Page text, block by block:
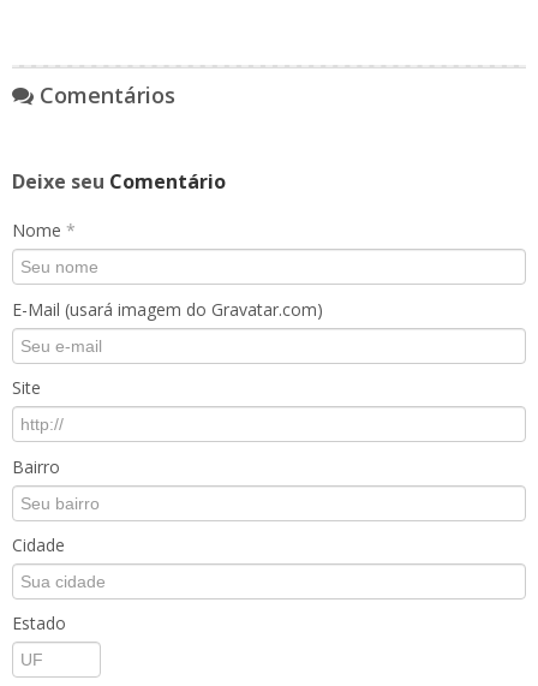
Comentários
Deixe seu Comentário
Nome *
E-Mail (usará imagem do Gravatar.com)
Site
Bairro
Cidade
Estado